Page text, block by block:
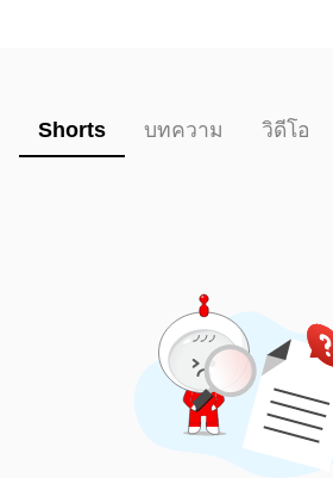
Shorts บทความ วิดีโอ